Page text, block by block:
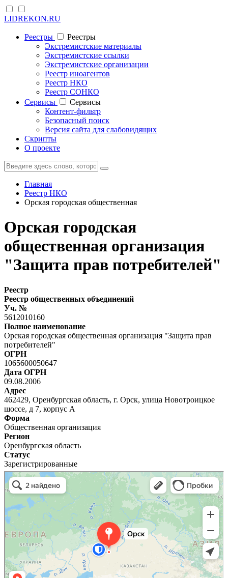
LIDREKON.RU
Реестры
Реестры
Экстремистские материалы
Экстремистские ссылки
Экстремистские организации
Реестр иноагентов
Реестр НКО
Реестр СОНКО
Cервисы
Cервисы
Контент-фильтр
Безопасный поиск
Версия сайта для слабовидящих
Скрипты
О проекте
Главная
Реестр НКО
Орская городская общественная
Орская городская
общественная организация
"Защита прав потребителей"
Реестр
Реестр общественных объединений
Уч. №
5612010160
Полное наименование
Орская городская общественная организация "Защита прав
потребителей"
ОГРН
1065600050647
Дата ОГРН
09.08.2006
Адрес
462429, Оренбургская область, г. Орск, улица Новотроицкое
шоссе, д 7, корпус А
Форма
Общественная организация
Регион
Оренбургская область
Статус
Зарегистрированные